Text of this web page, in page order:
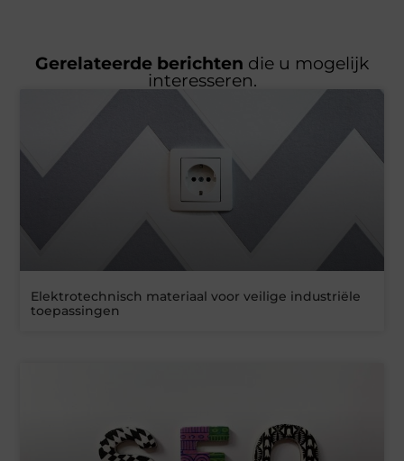
Gerelateerde berichten die u mogelijk
interesseren.
Elektrotechnisch materiaal voor veilige industriële
toepassingen